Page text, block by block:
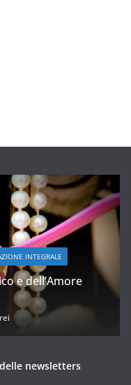
INTEGRALE
e dell’Amore
newsletters